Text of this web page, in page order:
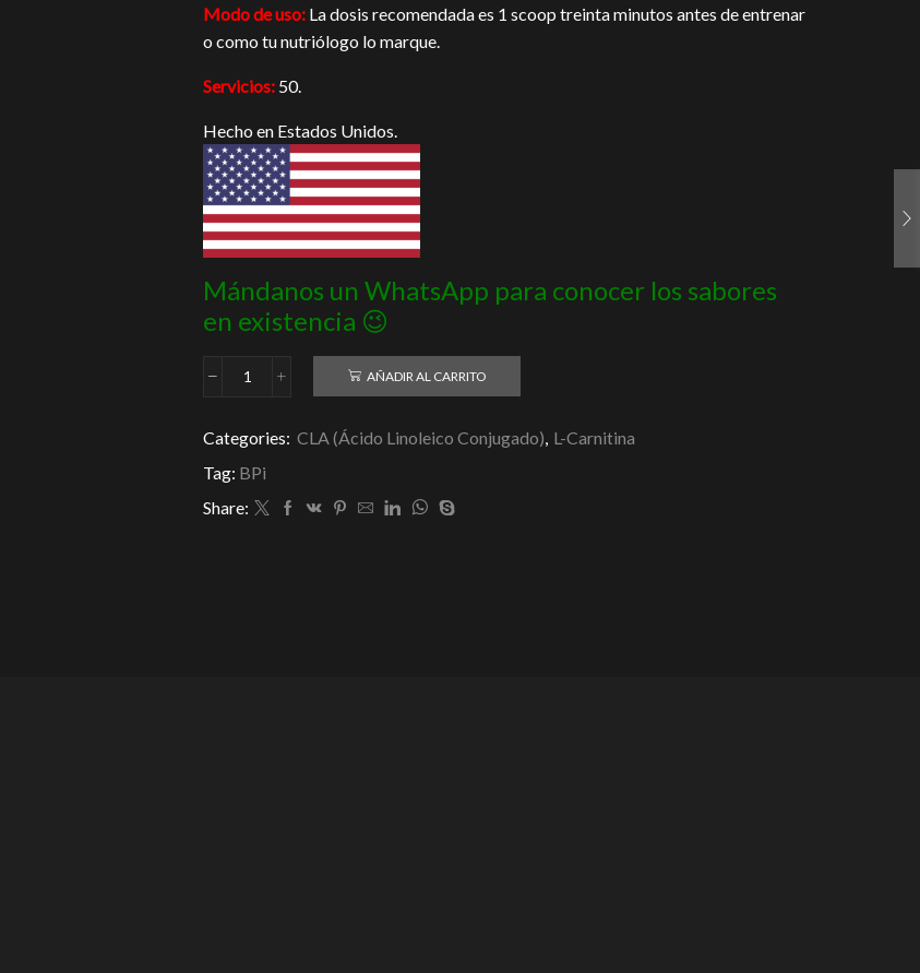
Modo de uso: La dosis recomendada es 1 scoop treinta minutos antes de entrenar
o como tu nutriólogo lo marque.
Servicios: 50.
Hecho en Estados Unidos.
Mándanos un WhatsApp para conocer los sabores
en existencia 😉
CLA+Carnitine
350g
cantidad
AÑADIR AL CARRITO
Categories: CLA (Ácido Linoleico Conjugado) L-Carnitina
Tag: BPi
Share: